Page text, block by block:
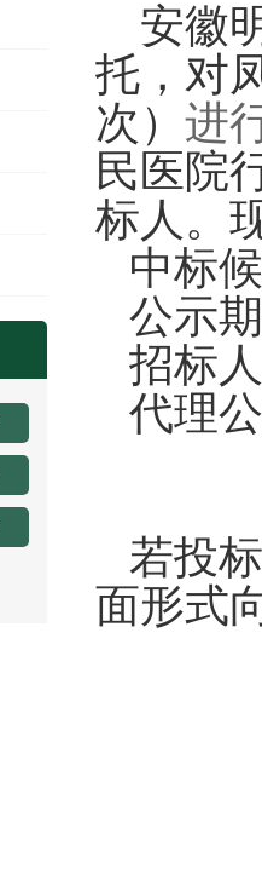
安徽
托 ，对
次 ） 进
民医院
标人。
中标
公示
招标
代理
若投
面形式